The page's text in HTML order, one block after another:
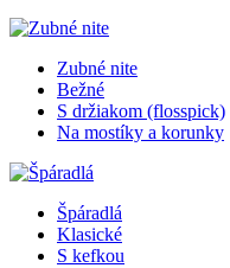
Zubné nite
Bežné
S držiakom (flosspick)
Na mostíky a korunky
Špáradlá
Klasické
S kefkou